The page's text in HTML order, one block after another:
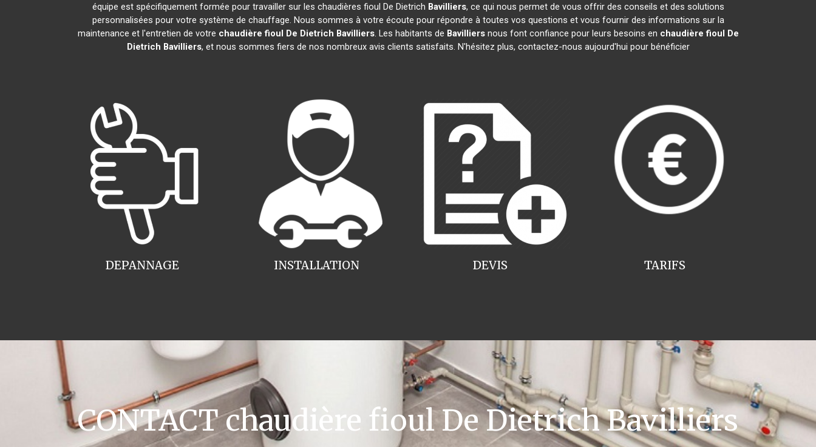
équipe est spécifiquement formée pour travailler sur les chaudières fioul De Dietrich Bavilliers, ce qui nous permet de vous offrir des conseils et des solutions
personnalisées pour votre système de chauffage. Nous sommes à votre écoute pour répondre à toutes vos questions et vous fournir des informations sur la
maintenance et l'entretien de votre chaudière fioul De Dietrich Bavilliers. Les habitants de Bavilliersnous font confiance pour leurs besoins en chaudière fioul De
Dietrich Bavilliers, et nous sommes fiers de nos nombreux avis clients satisfaits. N'hésitez plus, contactez-nous aujourd'hui pour bénéficier
INSTALLATION
DEPANNAGE TARIFS
DEVIS
CONTACT chaudière fioul De Dietrich Bavilliers